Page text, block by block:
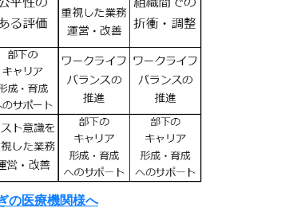
の医療機関様へ